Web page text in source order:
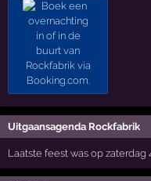
Uitgaansagenda Rockfabrik
Laatste feest was op zaterdag